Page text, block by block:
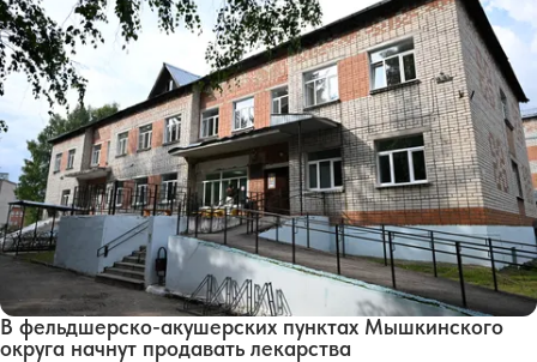
В фельдшерско-акушерских пунктах Мышкинского
округа начнут продавать лекарства